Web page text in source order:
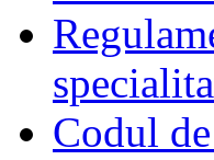
Codul